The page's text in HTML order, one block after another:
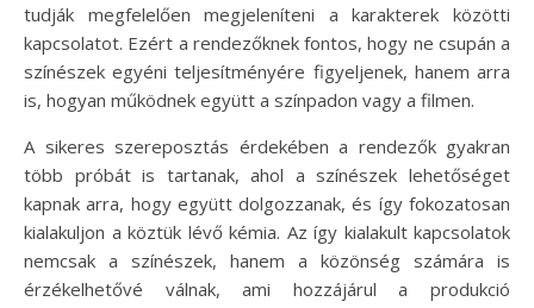
tudják megfelelően megjeleníteni a karakterek közötti
kapcsolatot. Ezért a rendezőknek fontos, hogy ne csupán a
színészek egyéni teljesítményére figyeljenek, hanem arra
is, hogyan működnek együtt a színpadon vagy a filmen.
A sikeres szereposztás érdekében a rendezők gyakran
több próbát is tartanak, ahol a színészek lehetőséget
kapnak arra, hogy együtt dolgozzanak, és így fokozatosan
kialakuljon a köztük lévő kémia. Az így kialakult kapcsolatok
nemcsak a színészek, hanem a közönség számára is
érzékelhetővé válnak, ami hozzájárul a produkció